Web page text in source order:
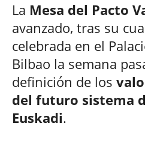
La Mesa del Pacto
avanzado, tras su
celebrada en el
Bilbao la semana
definición de los
del futuro sistema
Euskadi.